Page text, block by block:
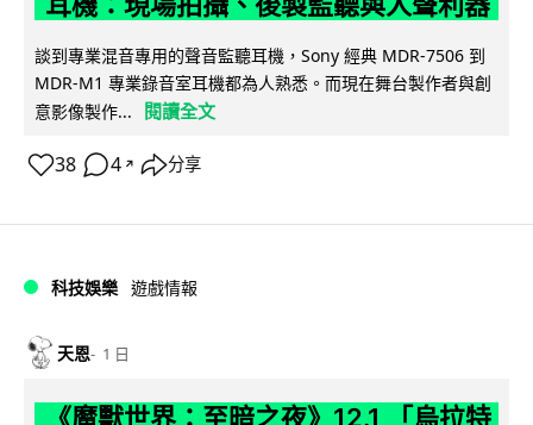
談到專業混音專用的聲音監聽耳機，Sony 經典 MDR-7506 到
MDR-M1 專業錄音室耳機都為人熟悉。而現在舞台製作者與創
意影像製作...
閱讀全文
38 4 ↗ 分享
科技娛樂 遊戲情報
天恩 1 日
《魔獸世界：至暗之夜》12.1 「烏拉特